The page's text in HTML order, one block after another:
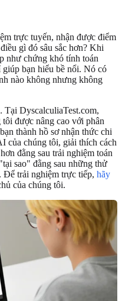
trực tuyến, nhận được điểm
gì đó sâu sắc hơn? Khi
như chứng khó tính toán
bạn hiểu bề nổi. Nó có
nào không nhưng không
DyscalculiaTest.com,
được nâng cao với phân
thành hồ sơ nhận thức chi
của chúng tôi, giải thích cách
đằng sau trải nghiệm toán
sao" đằng sau những thử
Để trải nghiệm trực tiếp, hãy
của chúng tôi.